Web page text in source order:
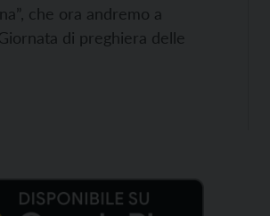
che ora andremo a
di preghiera delle